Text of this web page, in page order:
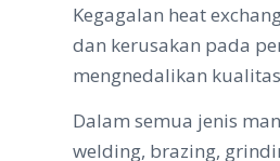
Kegagalan heat
dan kerusakan pada
mengnedalikan
Dalam semua jenis
welding, brazing,